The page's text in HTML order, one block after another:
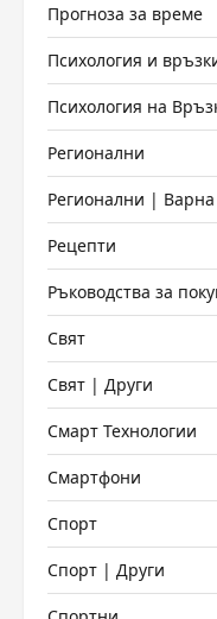
Прогноза за време
Психология и
Психология на
Регионални
Регионални | Варна
Рецепти
Ръководства за
Свят
Свят | Други
Смарт Технологии
Смартфони
Спорт
Спорт | Други